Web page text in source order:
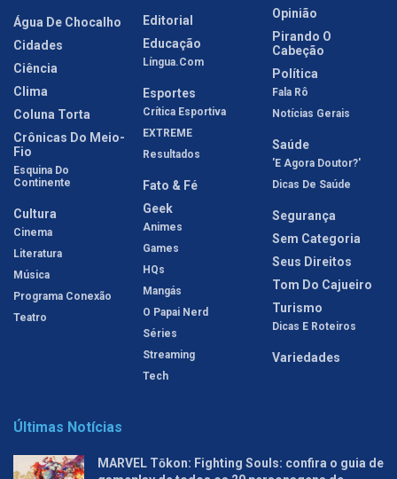
Água De Chocalho
Cidades
Ciência
Clima
Coluna Torta
Crônicas Do Meio-
Fio
Esquina Do
Continente
Cultura
Cinema
Literatura
Música
Programa Conexão
Teatro
Editorial
Educação
Língua.com
Esportes
Crítica Esportiva
EXTREME
Resultados
Fato & Fé
Geek
Animes
Games
HQs
Mangás
O Papai Nerd
Séries
Streaming
Tech
Opinião
Pirando O
Cabeção
Política
Fala Rô
Notícias Gerais
Saúde
'E Agora Doutor?'
Dicas De Saúde
Segurança
Sem Categoria
Seus Direitos
Tom Do Cajueiro
Turismo
Dicas E Roteiros
Variedades
Últimas Notícias
MARVEL Tōkon: Fighting Souls: confira o guia de